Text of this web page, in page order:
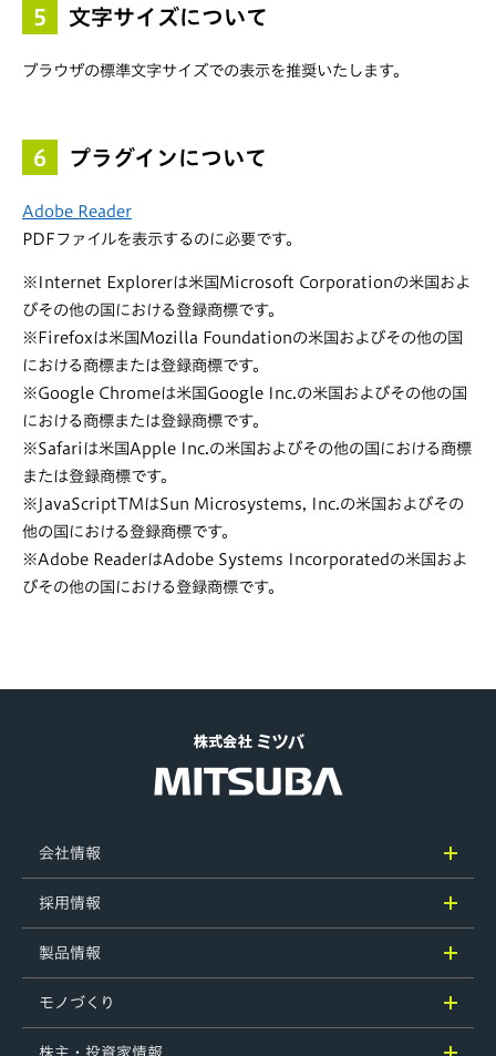
5 文字サイズについて
ブラウザの標準文字サイズでの表示を推奨いたします。
6 プラグインについて
Adobe Reader
PDFファイルを表示するのに必要です。
※Internet Explorerは米国Microsoft Corporationの米国およ
びその他の国における登録商標です。
※Firefoxは米国Mozilla Foundationの米国およびその他の国
における商標または登録商標です。
※Google Chromeは米国Google Inc.の米国およびその他の国
における商標または登録商標です。
※Safariは米国Apple Inc.の米国およびその他の国における商標
または登録商標です。
※JavaScriptTMはSun Microsystems, Inc.の米国およびその
他の国における登録商標です。
※Adobe ReaderはAdobe Systems Incorporatedの米国およ
びその他の国における登録商標です。
会社情報
採用情報
製品情報
モノづくり